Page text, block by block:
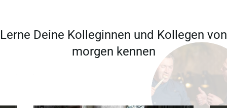
Lerne Deine Kolleginnen und Kollegen von
morgen kennen